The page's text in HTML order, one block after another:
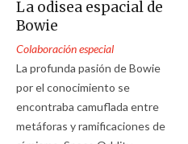
La odisea espacial de
Bowie
Colaboración especial
La profunda pasión de Bowie
por el conocimiento se
encontraba camuflada entre
metáforas y ramificaciones de